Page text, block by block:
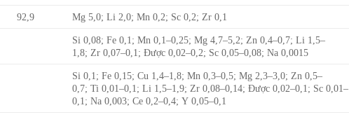
92,9 Mg 5,0; Li 2,0; Mn 0,2; Sc 0,2; Zr 0,1
Si 0,08; Fe 0,1; Mn 0,1–0,25; Mg 4,7–5,2; Zn 0,4–0,7; Li 1,5–
1,8; Zr 0,07–0,1; Được 0,02–0,2; Sc 0,05–0,08; Na 0,0015
Si 0,1; Fe 0,15; Cu 1,4–1,8; Mn 0,3–0,5; Mg 2,3–3,0; Zn 0,5–
0,7; Ti 0,01–0,1; Li 1,5–1,9; Zr 0,08–0,14; Được 0,02–0,1; Sc 0,01–
0,1; Na 0,003; Ce 0,2–0,4; Y 0,05–0,1